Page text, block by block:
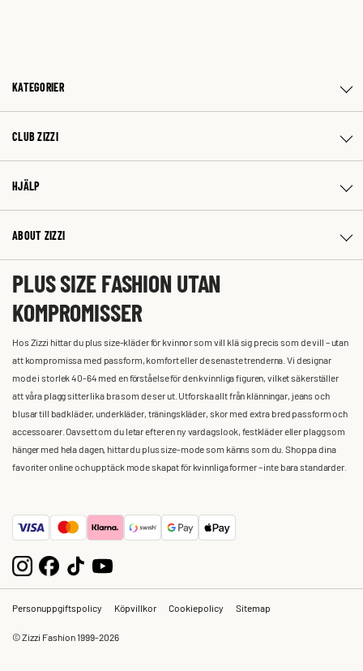
KATEGORIER
CLUB ZIZZI
HJÄLP
ABOUT ZIZZI
PLUS SIZE FASHION UTAN
KOMPROMISSER
Hos Zizzi hittar du plus size-kläder för kvinnor som vill klä sig precis som de vill – utan
att kompromissa med passform, komfort eller de senaste trenderna. Vi designar
mode i storlek 40-64 med en förståelse för den kvinnliga figuren, vilket säkerställer
att våra plagg sitter lika bra som de ser ut. Utforska allt från klänningar, jeans och
blusar till badkläder, underkläder, träningskläder, skor med extra bred passform och
accessoarer. Oavsett om du letar efter en ny vardagslook, festkläder eller plagg som
hänger med hela dagen, hittar du plus size-mode som känns som du. Shoppa dina
favoriter online och upptäck mode skapat för kvinnliga former – inte bara standarder.
Personuppgiftspolicy Köpvillkor Cookiepolicy Sitemap
© Zizzi Fashion 1999-2026